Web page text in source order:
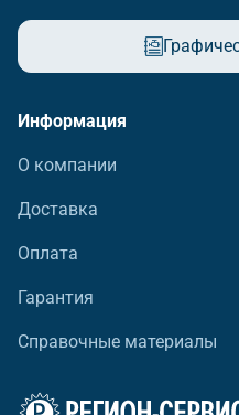
Информация
О компании
Доставка
Оплата
Гарантия
Справочные материалы